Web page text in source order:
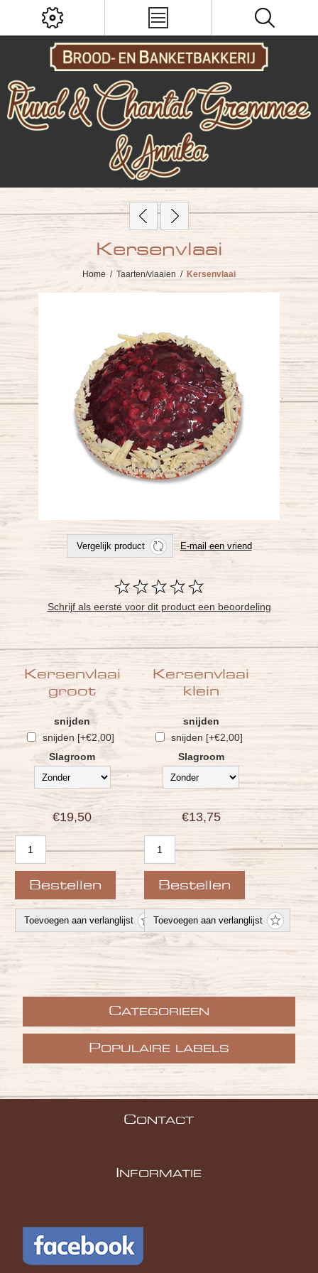
Kersenvlaai
Home / Taarten/vlaaien / Kersenvlaai
Schrijf als eerste voor dit product een beoordeling
Kersenvlaai
groot
snijden
snijden [+€2,00]
Slagroom
€19,50
Kersenvlaai
klein
snijden
snijden [+€2,00]
Slagroom
€13,75
CATEGORIEEN
POPULAIRE LABELS
CONTACT
NFORMATIE